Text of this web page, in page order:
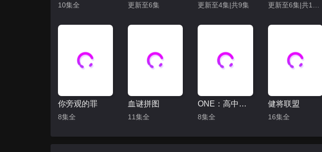
10集全 更新至6集 更新至4集|共9集
你旁观的罪
8集全
血谜拼图
11集全
ONE：高中英雄们
8集全
健将联盟
16集全